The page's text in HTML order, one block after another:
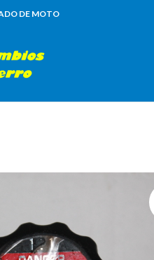
DE MOTO